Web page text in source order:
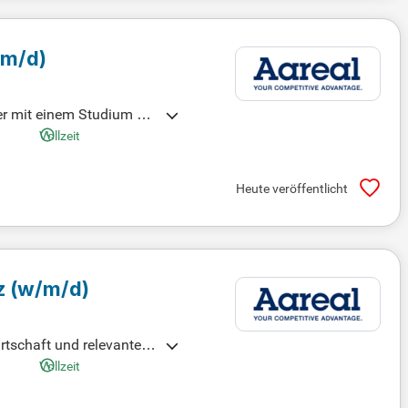
d)
mit einem Studium der
verfü
und ein sicher
Vollzeit
Heute veröffentlicht
(w/m/d)
und relevante B
gute Kenntnisse in Mi
Selbst
Vollzeit